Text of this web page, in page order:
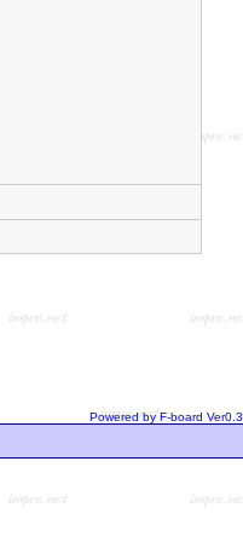
Powered by F-board Ver0.3